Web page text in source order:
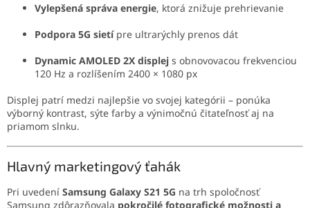
Vylepšená správa energie, ktorá znižuje prehrievanie
Podpora 5G sietípre ultrarýchly prenos dát
Dynamic AMOLED 2X displej s obnovovacou frekvenciou
120 Hz a rozlíšením 2400 × 1080 px
Displej patrí medzi najlepšie vo svojej kategórii – ponúka
výborný kontrast, sýte farby a výnimočnú čitateľnosť aj na
priamom slnku.
Hlavný marketingový ťahák
Pri uvedení Samsung Galaxy S21 5G na trh spoločnosť
Samsung zdôrazňovala pokročilé fotografické možnosti a